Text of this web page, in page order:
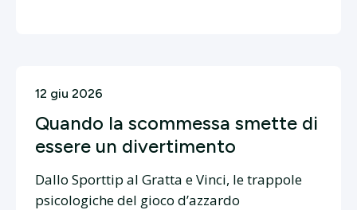
12 giu 2026
Quando la scommessa smette di
essere un divertimento
Dallo Sporttip al Gratta e Vinci, le trappole
psicologiche del gioco d’azzardo